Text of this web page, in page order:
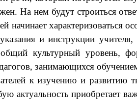
На нем будут строиться
начинает
и инструкции
культурный уровень,
занимающихся
к изучению и развитию
актуальность приобретает